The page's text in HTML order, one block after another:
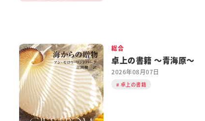
総合
卓上の書籍 ～青海原～
2026年08月07日
卓上の書籍